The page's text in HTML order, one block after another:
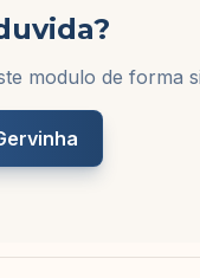
modulo de forma